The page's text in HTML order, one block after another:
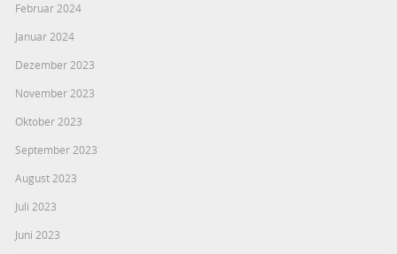
Februar 2024
Januar 2024
Dezember 2023
November 2023
Oktober 2023
September 2023
August 2023
Juli 2023
Juni 2023